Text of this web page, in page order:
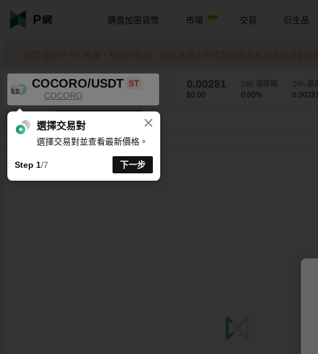
購買加密貨幣 市場 交易 衍生品
該幣種帶有 ST 標籤，有退市風險，相比其他上市代幣可能具有更高的波動性
COCORO/USDT ST
COCORO
0.00281
$0.00
24h 漲跌幅
0.00%
24h 最
COCORO/USDT 0.00%
15 分1 時4 時1 天1 週
K 線時間週期支援自訂 ×
選擇交易對
選擇交易對並查看最新價格。
Step 1/7 下一步